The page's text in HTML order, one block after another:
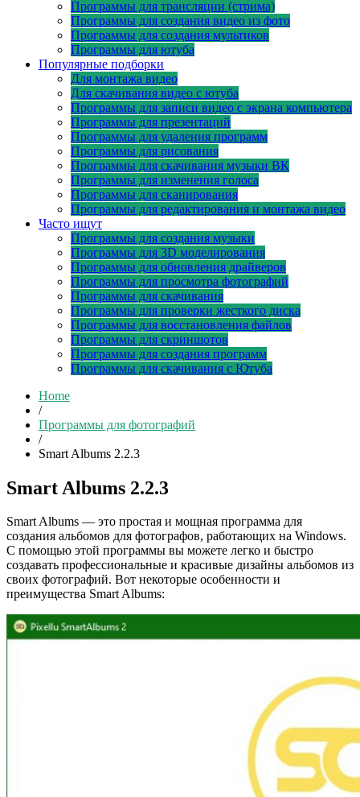
Программы для трансляции (стрима)
Программы для создания видео из фото
Программы для создания мультиков
Программы для ютуба
Популярные подборки
Для монтажа видео
Для скачивания видео с ютуба
Программы для записи видео с экрана компьютера
Программы для презентаций
Программы для удаления программ
Программы для рисования
Программы для скачивания музыки ВК
Программы для изменения голоса
Программы для сканирования
Программы для редактирования и монтажа видео
Часто ищут
Программы для создания музыки
Программы для 3D моделирования
Программы для обновления драйверов
Программы для просмотра фотографий
Программы для скачивания
Программы для проверки жесткого диска
Программы для восстановления файлов
Программы для скриншотов
Программы для создания программ
Программы для скачивания с Ютуба
Home
/
Программы для фотографий
/
Smart Albums 2.2.3
Smart Albums 2.2.3
Smart Albums — это простая и мощная программа для
создания альбомов для фотографов, работающих на Windows.
С помощью этой программы вы можете легко и быстро
создавать профессиональные и красивые дизайны альбомов из
своих фотографий. Вот некоторые особенности и
преимущества Smart Albums: